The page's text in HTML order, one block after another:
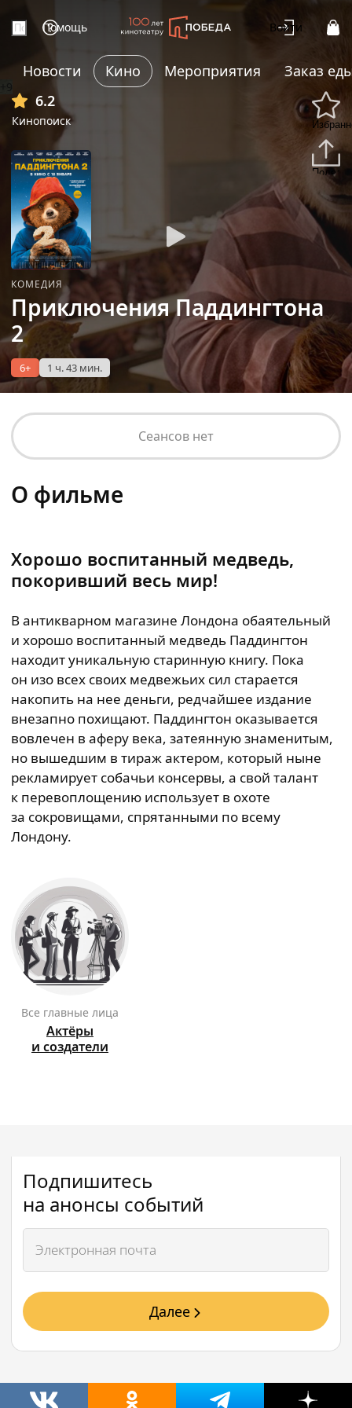
Помощь Войти
Новости Кино Мероприятия
Заказ
6.2
Кинопоиск
КОМЕДИЯ
Приключения Паддингтона
2
6+ 1 ч. 43 мин.
Сеансов нет
О фильме
Хорошо воспитанный медведь,
покоривший весь мир!
В антикварном магазине Лондона обаятельный
и хорошо воспитанный медведь Паддингтон
находит уникальную старинную книгу. Пока
он изо всех своих медвежьих сил старается
накопить на нее деньги, редчайшее издание
внезапно похищают. Паддингтон оказывается
вовлечен в аферу века, затеянную знаменитым,
но вышедшим в тираж актером, который ныне
рекламирует собачьи консервы, а свой талант
к перевоплощению использует в охоте
за сокровищами, спрятанными по всему
Лондону.
Все главные лица
Актёры
и создатели
Подпишитесь
на анонсы событий
Далее